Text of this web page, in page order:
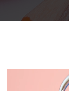
المجلات العلمية